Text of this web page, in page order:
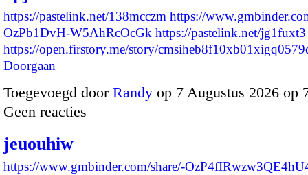
https://pastelink.net/138mcczm https://
OzPb1DvH-W5AhRcOcGk https://pastelink.net/jg1fuxt3
https://open.firstory.me/story/
Doorgaan
Toegevoegd door Randy op 7 Augustus 2026
Geen reacties
jeuouhiw
https://www.gmbinder.com/share/-